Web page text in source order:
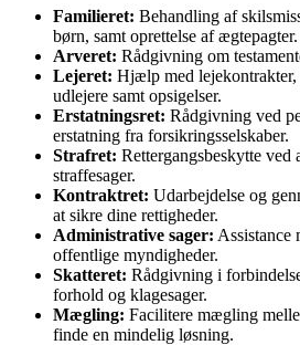
Familieret: Behandling af
børn, samt oprettelse af ægtepagter.
Arveret: Rådgivning om
Lejeret: Hjælp med
udlejere samt opsigelser.
Erstatningsret: Rådgivning ved
erstatning fra forsikringsselskaber.
Strafret: Rettergangsbeskytte
straffesager.
Kontraktret: Udarbejdelse og
at sikre dine rettigheder.
Administrative sager: Assistance
offentlige myndigheder.
Skatteret: Rådgivning i
forhold og klagesager.
Mægling: Facilitere mægling
finde en mindelig løsning.